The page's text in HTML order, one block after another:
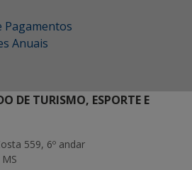
Pagamentos
Anuais
DE TURISMO, ESPORTE E
559, 6º andar